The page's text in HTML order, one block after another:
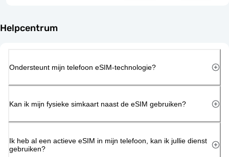
Helpcentrum
Ondersteunt mijn telefoon eSIM-technologie?
Kan ik mijn fysieke simkaart naast de eSIM gebruiken?
Ik heb al een actieve eSIM in mijn telefoon, kan ik jullie dienst
gebruiken?